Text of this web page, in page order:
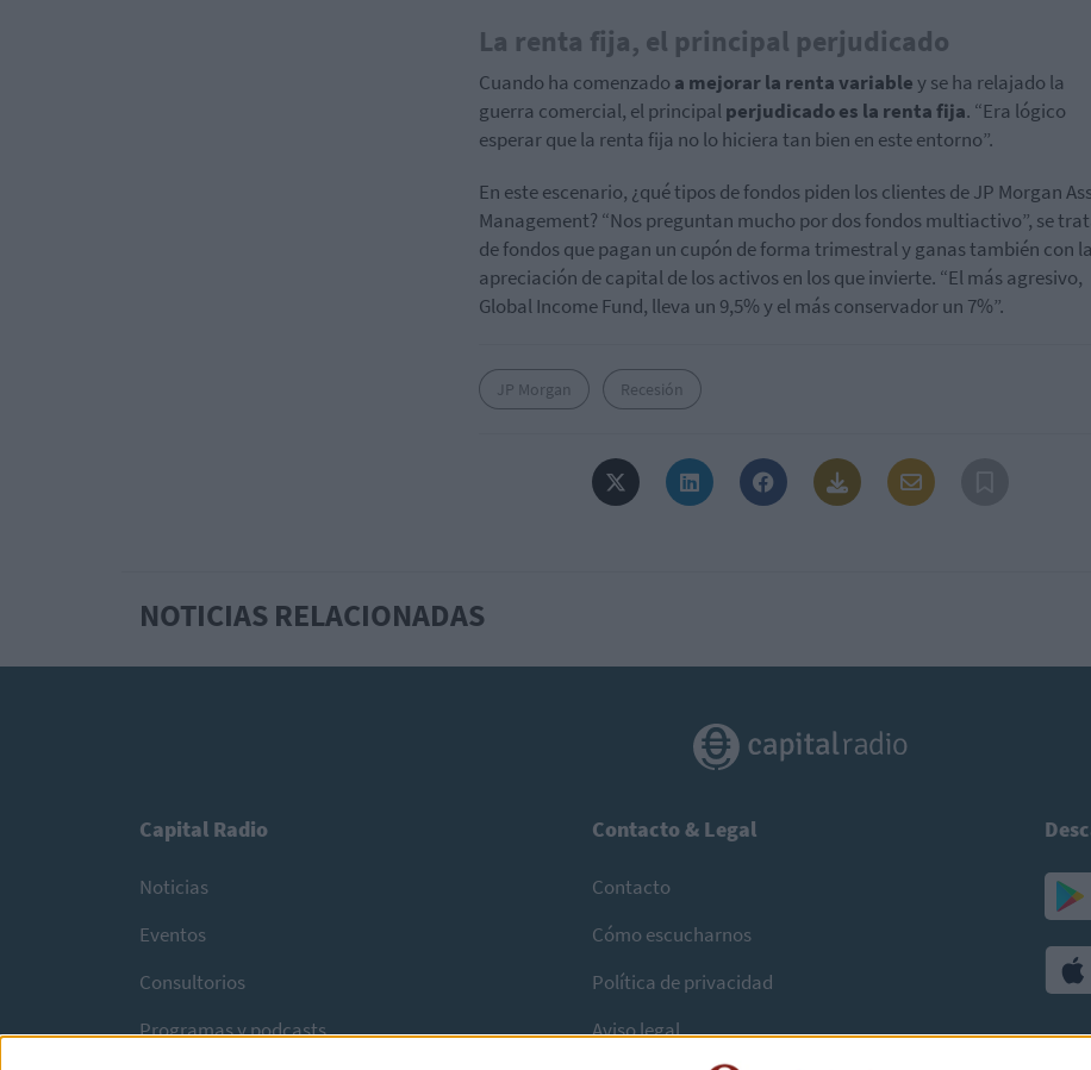
La renta fija, el principal perjudicado
Cuando ha comenzado a mejorar la renta variabley se ha relajado la
guerra comercial, el principalperjudicado es la renta fija. “Era lógico
esperar que la renta fija no lo hiciera tan bien en este entorno”.
En este escenario, ¿qué tipos de fondos piden los clientes de JP Morgan
Management? “Nos preguntan mucho por dos fondos multiactivo”, se
de fondos que pagan un cupón de forma trimestral y ganas también con la
apreciación de capital de los activos en los que invierte. “El más agresivo,
Global Income Fund, lleva un 9,5% y el más conservador un 7%”.
JP Morgan Recesión
NOTICIAS RELACIONADAS
Capital Radio
Noticias
Eventos
Consultorios
Programas y podcasts
Contacto & Legal
Contacto
Cómo escucharnos
Política de privacidad
Aviso legal